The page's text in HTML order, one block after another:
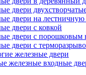
двери
двери на
двери с ковкой
двери с порошковым
двери с
железные двери
железные входные